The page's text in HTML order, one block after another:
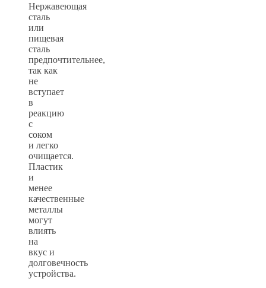
Нержавеющая
сталь
или
пищевая
сталь
предпочтительнее,
так как
не
вступает
в
реакцию
с
соком
и легко
очищается.
Пластик
и
менее
качественные
металлы
могут
влиять
на
вкус и
долговечность
устройства.